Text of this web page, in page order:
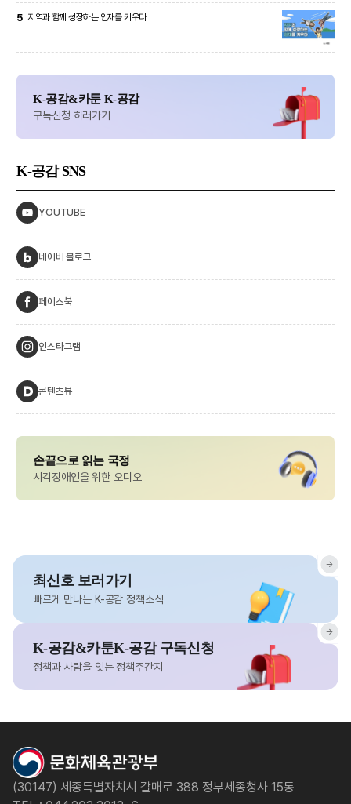
5 지역과 함께 성장하는 인재를 키우다
K-공감&카툰 K-공감
구독신청 하러가기
K-공감 SNS
YOUTUBE
네이버 블로그
페이스북
인스타그램
콘텐츠뷰
손끝으로 읽는 국정
시각장애인을 위한 오디오
최신호 보러가기
빠르게 만나는 K-공감 정책소식
K-공감&카툰K-공감 구독신청
정책과 사람을 잇는 정책주간지
(30147) 세종특별자치시 갈매로 388 정부세종청사 15동